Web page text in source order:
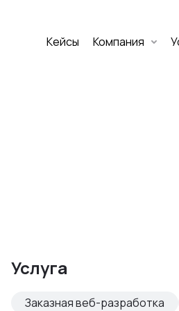
Кейсы Компания
Услуга
Заказная веб-разработка